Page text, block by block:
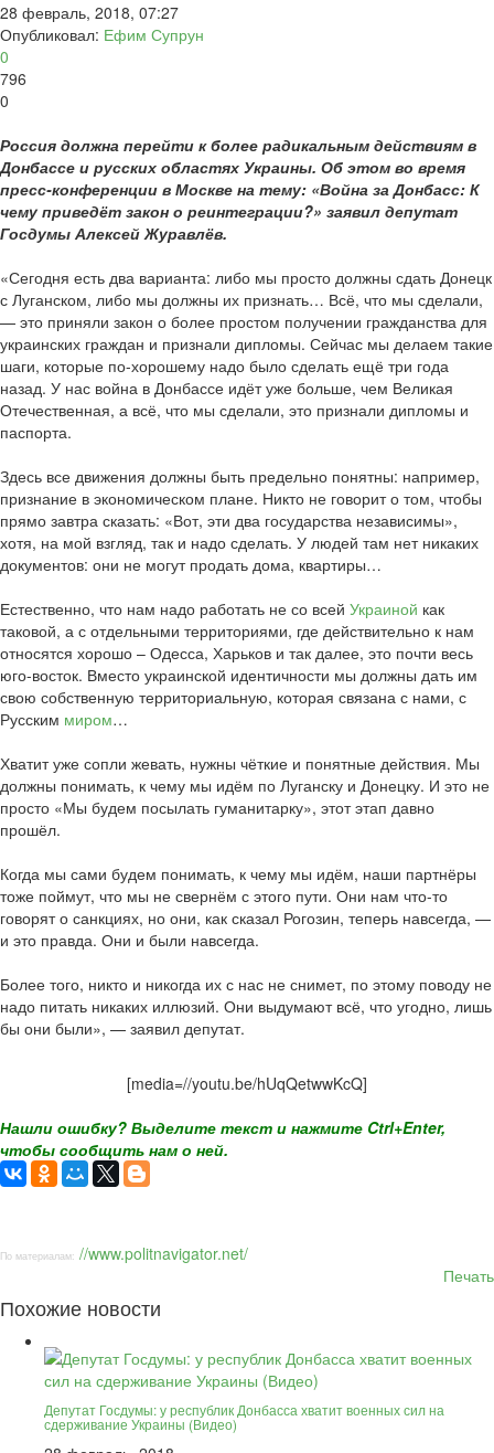
28 февраль, 2018, 07:27
Опубликовал: Ефим Супрун
0
796
0
Россия должна перейти к более радикальным действиям в
Донбассе и русских областях Украины. Об этом во время
пресс-конференции в Москве на тему: «Война за Донбасс: К
чему приведёт закон о реинтеграции?» заявил депутат
Госдумы Алексей Журавлёв.
«Сегодня есть два варианта: либо мы просто должны сдать Донецк
с Луганском, либо мы должны их признать… Всё, что мы сделали,
— это приняли закон о более простом получении гражданства для
украинских граждан и признали дипломы. Сейчас мы делаем такие
шаги, которые по-хорошему надо было сделать ещё три года
назад. У нас война в Донбассе идёт уже больше, чем Великая
Отечественная, а всё, что мы сделали, это признали дипломы и
паспорта.
Здесь все движения должны быть предельно понятны: например,
признание в экономическом плане. Никто не говорит о том, чтобы
прямо завтра сказать: «Вот, эти два государства независимы»,
хотя, на мой взгляд, так и надо сделать. У людей там нет никаких
документов: они не могут продать дома, квартиры…
Естественно, что нам надо работать не со всей Украиной как
таковой, а с отдельными территориями, где действительно к нам
относятся хорошо – Одесса, Харьков и так далее, это почти весь
юго-восток. Вместо украинской идентичности мы должны дать им
свою собственную территориальную, которая связана с нами, с
Русским миром…
Хватит уже сопли жевать, нужны чёткие и понятные действия. Мы
должны понимать, к чему мы идём по Луганску и Донецку. И это не
просто «Мы будем посылать гуманитарку», этот этап давно
прошёл.
Когда мы сами будем понимать, к чему мы идём, наши партнёры
тоже поймут, что мы не свернём с этого пути. Они нам что-то
говорят о санкциях, но они, как сказал Рогозин, теперь навсегда, —
и это правда. Они и были навсегда.
Более того, никто и никогда их с нас не снимет, по этому поводу не
надо питать никаких иллюзий. Они выдумают всё, что угодно, лишь
бы они были», — заявил депутат.
[media=//youtu.be/hUqQetwwKcQ]
Нашли ошибку? Выделите текст и нажмите Ctrl+Enter,
чтобы сообщить нам о ней.
По материалам: //www.politnavigator.net/
Печать
Похожие новости
Депутат Госдумы: у республик Донбасса хватит военных сил на
сдерживание Украины (Видео)